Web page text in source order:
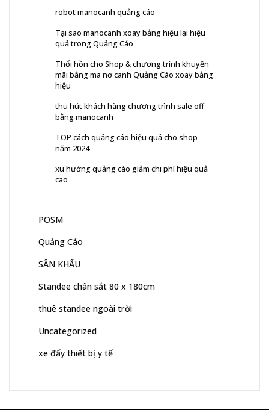
robot manocanh quảng cáo
Tại sao manocanh xoay bảng hiệu lại hiệu
quả trong Quảng Cáo
Thổi hồn cho Shop & chương trình khuyến
mãi bằng ma nơ canh Quảng Cáo xoay bảng
hiệu
thu hút khách hàng chương trình sale off
bằng manocanh
TOP cách quảng cáo hiệu quả cho shop
năm 2024
xu hướng quảng cáo giảm chi phí hiệu quả
cao
POSM
Quảng Cáo
SÂN KHẤU
Standee chân sắt 80 x 180cm
thuê standee ngoài trời
Uncategorized
xe đẩy thiết bị y tế